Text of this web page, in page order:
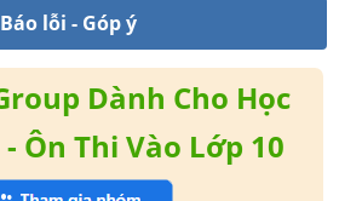
Báo lỗi - Góp ý
Dành Cho Học
Ôn Thi Vào Lớp 10